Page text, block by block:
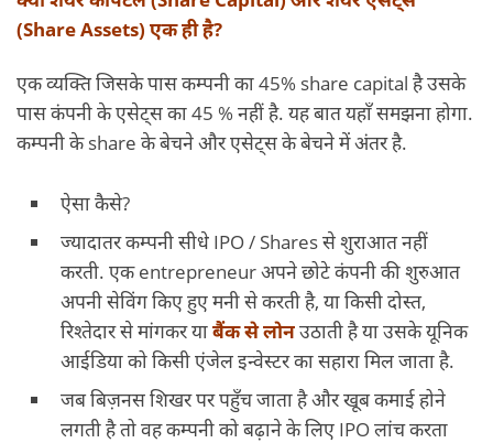
(Share Assets) एक ही है?
एक व्यक्ति जिसके पास कम्पनी का 45% share capital है उसके
पास कंपनी के एसेट्स का 45 % नहीं है. यह बात यहाँ समझना होगा.
कम्पनी के share के बेचने और एसेट्स के बेचने में अंतर है.
ऐसा कैसे?
ज्यादातर कम्पनी सीधे IPO / Shares से शुराआत नहीं
करती. एक entrepreneur अपने छोटे कंपनी की शुरुआत
अपनी सेविंग किए हुए मनी से करती है, या किसी दोस्त,
रिश्तेदार से मांगकर याबैंक से लोनउठाती है या उसके यूनिक
आईडिया को किसी एंजेल इन्वेस्टर का सहारा मिल जाता है.
जब बिज़नस शिखर पर पहुँच जाता है और खूब कमाई होने
लगती है तो वह कम्पनी को बढ़ाने के लिए IPO लांच करता